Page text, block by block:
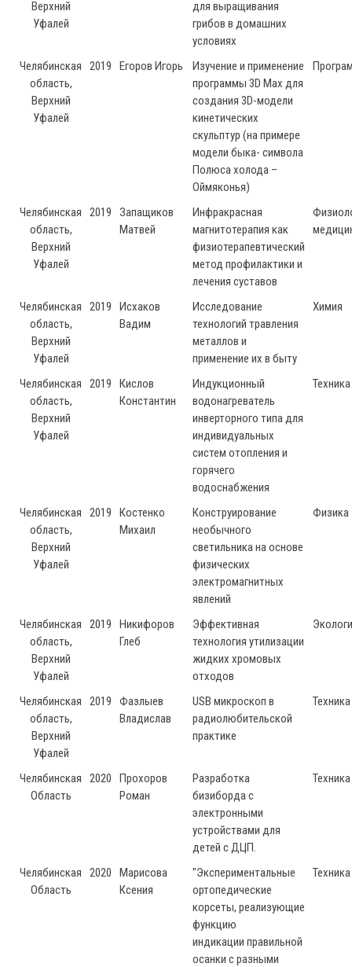
Верхний
Уфалей
для выращивания
грибов в домашних
условиях
Челябинская
область,
Верхний
Уфалей
2019 Егоров Игорь
Изучение и применение
программы 3D Max для
создания 3D-модели
кинетических
скульптур (на примере
модели быка- символа
Полюса холода –
Оймяконья)
Челябинская
область,
Верхний
Уфалей
2019
Запащиков
Матвей
Инфракрасная
магнитотерапия как
физиотерапевтический
метод профилактики и
лечения суставов
Челябинская
область,
Верхний
Уфалей
2019
Исхаков
Вадим
Исследование
технологий травления
металлов и
применение их в быту
Химия
Челябинская
область,
Верхний
Уфалей
2019
Кислов
Константин
Индукционный
водонагреватель
инверторного типа для
индивидуальных
систем отопления и
горячего
водоснабжения
Техника
Челябинская
область,
Верхний
Уфалей
2019
Костенко
Михаил
Конструирование
необычного
светильника на основе
физических
электромагнитных
явлений
Физика
Челябинская
область,
Верхний
Уфалей
2019
Никифоров
Глеб
Эффективная
технология утилизации
жидких хромовых
отходов
Челябинская
область,
Верхний
Уфалей
2019
Фазлыев
Владислав
USB микроскоп в
радиолюбительской
практике
Техника
Челябинская
Область
2020
Прохоров
Роман
Разработка
бизиборда с
электронными
устройствами для
детей с ДЦП.
Техника
Челябинская
Область
2020
Марисова
Ксения
"Экспериментальные
ортопедические
корсеты, реализующие
функцию
индикации правильной
осанки с разными
Техника